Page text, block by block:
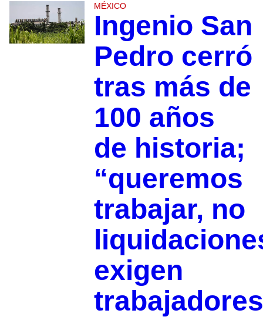
MÉXICO
Ingenio San
Pedro cerró
tras más de
100 años
de historia;
“queremos
trabajar, no
exigen
trabajadores